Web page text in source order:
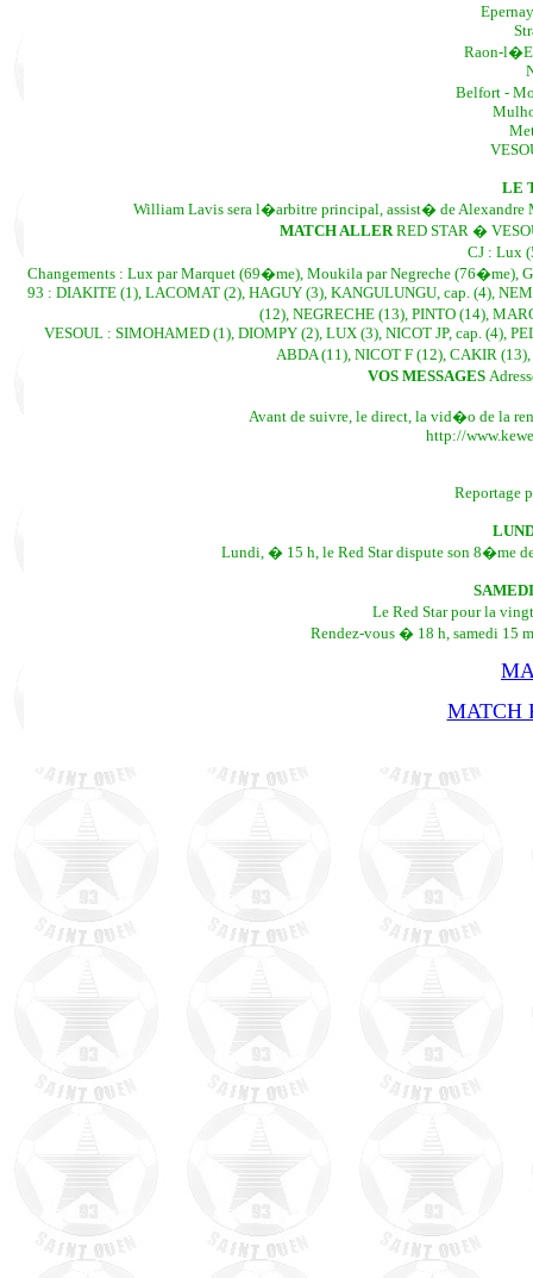
Raon-
Belfort -
LE
William Lavis sera l�arbitre principal, assist� de
MATCH ALLER RED STAR �
CJ : Lux
Changements : Lux par Marquet (69�me), Moukila par Negreche
93 : DIAKITE (1), LACOMAT (2), HAGUY (3), KANGULUNGU, cap. (4),
(12), NEGRECHE (13), PINTO (14),
VESOUL : SIMOHAMED (1), DIOMPY (2), LUX (3), NICOT JP, cap. (4),
ABDA (11), NICOT F (12), CAKIR
VOS MESSAGES
Avant de suivre, le direct, la vid�o de la
http://
Reportage
Lundi, � 15 h, le Red Star dispute son 8�me
Le Red Star pour la
Rendez-vous � 18 h, samedi 15
MATCH